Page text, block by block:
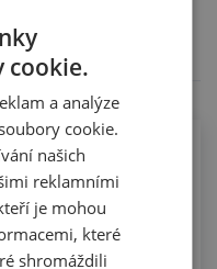
poznámce u
stroji
cookie.
a analýze
cookie.
našich
reklamními
je mohou
které
shromáždili